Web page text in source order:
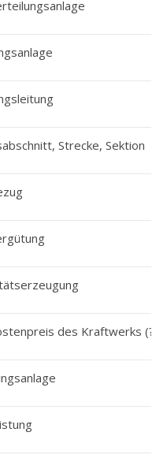
Strecke, Sektion
des Kraftwerks (?)